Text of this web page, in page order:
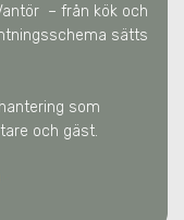
– från kök och
sätts
som
och gäst.